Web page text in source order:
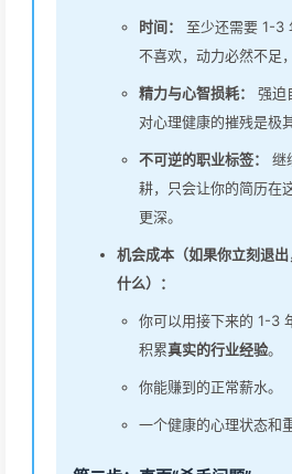
时间：
至少还需要 1-3
不喜欢，动力必然不足
精力与心智损耗：
强迫
对心理健康的摧残是极
不可逆的职业标签：
继
耕，只会让你的简历在
更深。
机会成本（如果你立刻退
什么）：
你可以用接下来的 1-3
积累真实的行业经验。
你能赚到的正常薪水。
一个健康的心理状态和